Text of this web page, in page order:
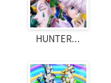
HUNTER...